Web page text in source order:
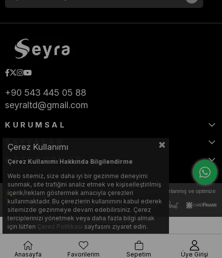
+90 543 445 05 88
seyraltd@gmail.com
KURUMSAL
SAYFALAR
KATEGORİLER
Bu web sitesi, Nihat KILIÇARSLAN tarafından tasarlanmış ve optimize
edilmiştir.
Çerez Kullanımı
Çerez Kullanımı Hakkında Bilgilendirme
Web sitemiz, size daha iyi bir gezinme deneyimi
sunmak, site trafiğini analiz etmek ve kişiselleştirilmiş
içerik/reklam göstermek amacıyla çerezleri
kullanmaktadır. Bu çerezlerin kullanımını kabul ederek
sitemizde gezinmeye devam edebilirsiniz. Çerez
terciplerinizi yönetmek veya daha fazla bilgi almak
için lütfen Çerez Politikası sayfasını ziyaret edin.
Anasayfa Favorilerim Sepetim Üye Girişi